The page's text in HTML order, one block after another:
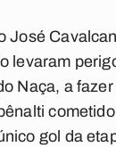
José
levaram
Naça, a
gol da